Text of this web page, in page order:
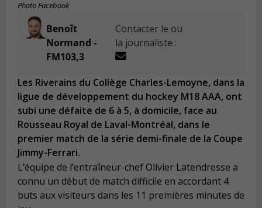
Photo Facebook
Benoît
Normand -
FM103,3
Contacter le ou
la journaliste :
Les Riverains du Collège Charles-Lemoyne, dans la
ligue de développement du hockey M18 AAA, ont
subi une défaite de 6 à 5, à domicile, face au
Rousseau Royal de Laval-Montréal, dans le
premier match de la série demi-finale de la Coupe
Jimmy-Ferrari.
L’équipe de l’entraîneur-chef Olivier Latendresse a
connu un début de match difficile en accordant 4
buts aux visiteurs dans les 11 premières minutes de